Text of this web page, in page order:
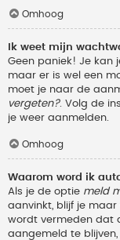
Omhoog
Ik weet mijn
Geen paniek! Je kan
maar er is wel een
moet je naar de
vergeten?. Volg de
je weer aanmelden.
Omhoog
Waarom word ik
Als je de optie meld
aanvinkt, blijf je
wordt vermeden dat
aangemeld te